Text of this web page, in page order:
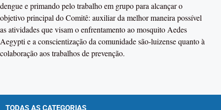
dengue e primando pelo trabalho em grupo para alcançar o
objetivo principal do Comitê: auxiliar da melhor maneira possível
as atividades que visam o enfrentamento ao mosquito Aedes
Aegypti e a conscientização da comunidade são-luizense quanto à
colaboração aos trabalhos de prevenção.
TODAS AS CATEGORIAS